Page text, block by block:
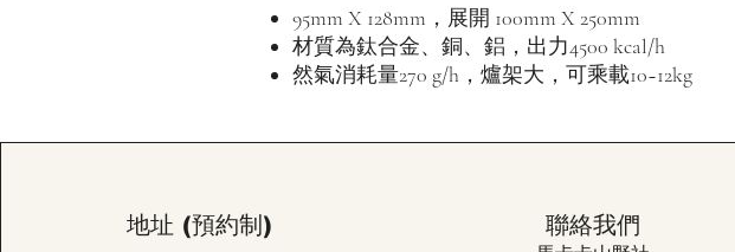
95mm X 128mm，展開 100mm X 250mm
材質為鈦合金、銅、鋁，出力4500 kcal/h
然氣消耗量270 g/h，爐架大，可乘載10~12kg
地址 (預約制) 聯絡我們